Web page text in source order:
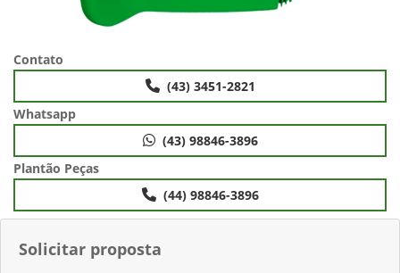
Solicitar proposta
Contato
(43) 3451-2821
Whatsapp
(43) 98846-3896
Plantão Peças
(44) 98846-3896